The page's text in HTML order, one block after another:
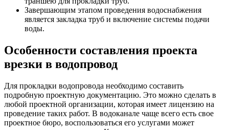
Завершающим этапом проведения водоснабжения
является закладка труб и включение системы подачи
воды.
Особенности составления проекта
врезки в водопровод
Для прокладки водопровода необходимо составить
подробную проектную документацию. Это можно сделать в
любой проектной организации, которая имеет лицензию на
проведение таких работ. В водоканале чаще всего есть свое
проектное бюро, воспользоваться его услугами может